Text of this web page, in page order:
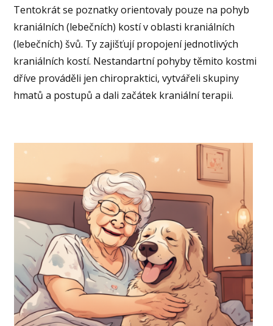
Tentokrát se poznatky orientovaly pouze na pohyb
kraniálních (lebečních) kostí v oblasti kraniálních
(lebečních) švů. Ty zajišťují propojení jednotlivých
kraniálních kostí. Nestandartní pohyby těmito kostmi
dříve prováděli jen chiropraktici, vytvářeli skupiny
hmatů a postupů a dali začátek kraniální terapii.